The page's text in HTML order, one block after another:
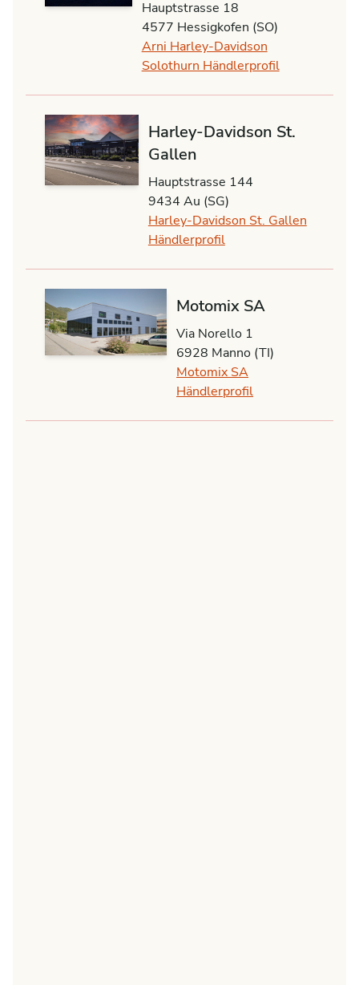
Hauptstrasse 18
4577 Hessigkofen (SO)
Arni Harley-Davidson
Solothurn Händlerprofil
Harley-Davidson St.
Gallen
Hauptstrasse 144
9434 Au (SG)
Harley-Davidson St. Gallen
Händlerprofil
Motomix SA
Via Norello 1
6928 Manno (TI)
Motomix SA
Händlerprofil